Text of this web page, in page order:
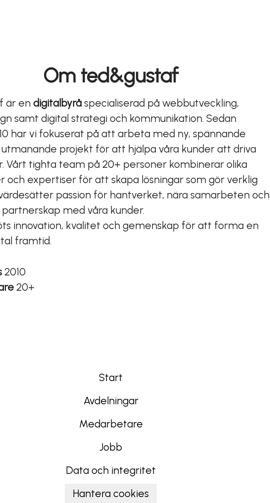
Om ted&gustaf
är en digitalbyrå specialiserad på webbutveckling,
samt digital strategi och kommunikation. Sedan
har vi fokuserat på att arbeta med ny, spännande
projekt för att hjälpa våra kunder att driva
Vårt tighta team på 20+ personer kombinerar olika
och expertiser för att skapa lösningar som gör verklig
värdesätter passion för hantverket, nära samarbeten och
med våra kunder.
innovation, kvalitet och gemenskap för att forma en
framtid.
2010
20+
Start
Avdelningar
Medarbetare
Jobb
Data och integritet
Hantera cookies